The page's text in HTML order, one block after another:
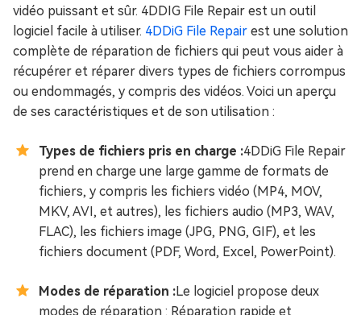
vidéo puissant et sûr. 4DDIG File Repair est un outil
logiciel facile à utiliser. 4DDiG File Repair est une solution
complète de réparation de fichiers qui peut vous aider à
récupérer et réparer divers types de fichiers corrompus
ou endommagés, y compris des vidéos. Voici un aperçu
de ses caractéristiques et de son utilisation :
Types de fichiers pris en charge :4DDiG File Repair
prend en charge une large gamme de formats de
fichiers, y compris les fichiers vidéo (MP4, MOV,
MKV, AVI, et autres), les fichiers audio (MP3, WAV,
FLAC), les fichiers image (JPG, PNG, GIF), et les
fichiers document (PDF, Word, Excel, PowerPoint).
Modes de réparation :Le logiciel propose deux
modes de réparation : Réparation rapide et